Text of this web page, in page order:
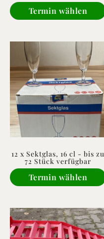
Termin wählen
12 x Sektglas, 16 cl - bis zu
72 Stück verfügbar
Termin wählen